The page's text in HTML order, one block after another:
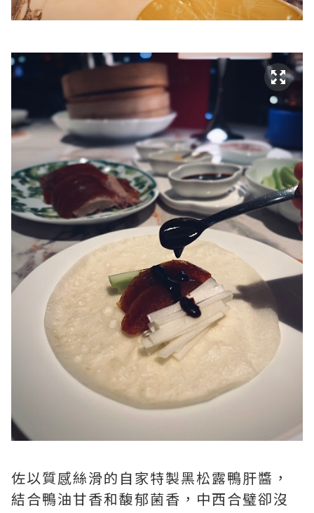
佐以質感絲滑的自家特製黑松露鴨肝醬，
結合鴨油甘香和馥郁菌香，中西合璧卻沒